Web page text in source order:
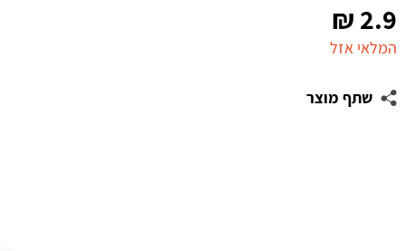
2.9
₪
המלאי אזל
שתף מוצר